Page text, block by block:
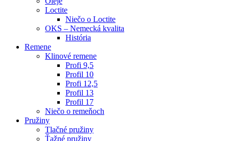
Loctite
Niečo o Loctite
OKS – Nemecká kvalita
História
Remene
Klinové remene
Profi 9,5
Profil 10
Profi 12,5
Profil 13
Profil 17
Niečo o remeňoch
Pružiny
Tlačné pružiny
Ťažné pružiny